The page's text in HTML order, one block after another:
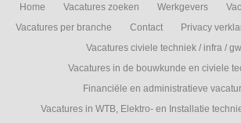
Home Vacatures zoeken Werkgevers
Vacatures per branche
Contact Privacy
Vacatures civiele techniek / infra /
Vacatures in de bouwkunde en civiele
Financiële en administratieve
Vacatures in WTB, Elektro- en Installatie